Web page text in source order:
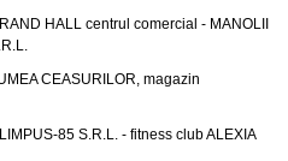
HALL centrul comercial - MANOLII
CEASURILOR, magazin
85 S.R.L. - fitness club ALEXIA